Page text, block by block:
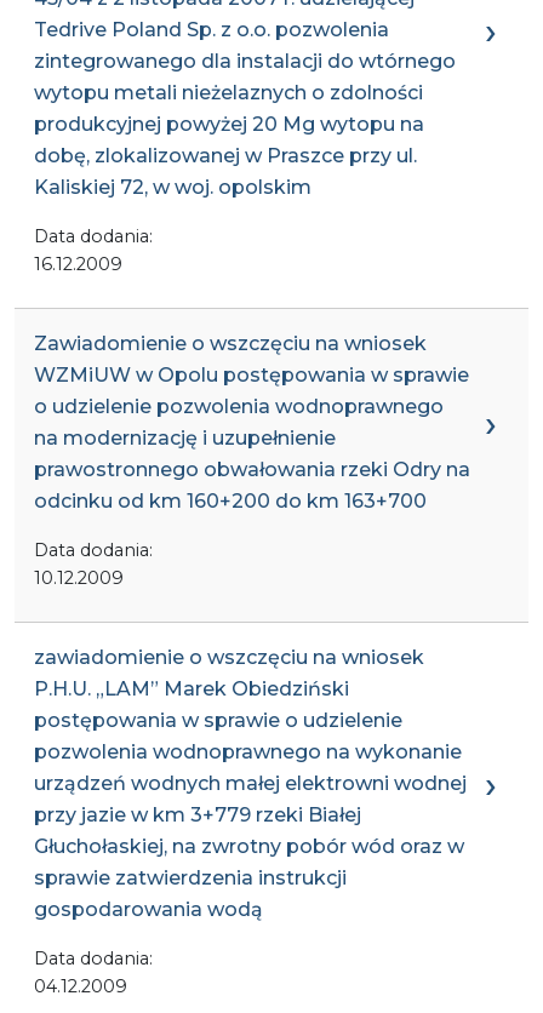
Tedrive Poland Sp. z o.o. pozwolenia
zintegrowanego dla instalacji do wtórnego
wytopu metali nieżelaznych o zdolności
produkcyjnej powyżej 20 Mg wytopu na
dobę, zlokalizowanej w Praszce przy ul.
Kaliskiej 72, w woj. opolskim
Data dodania:
16.12.2009
Zawiadomienie o wszczęciu na wniosek
WZMiUW w Opolu postępowania w sprawie
o udzielenie pozwolenia wodnoprawnego
na modernizację i uzupełnienie
prawostronnego obwałowania rzeki Odry na
odcinku od km 160+200 do km 163+700
Data dodania:
10.12.2009
zawiadomienie o wszczęciu na wniosek
P.H.U. „LAM” Marek Obiedziński
postępowania w sprawie o udzielenie
pozwolenia wodnoprawnego na wykonanie
urządzeń wodnych małej elektrowni wodnej
przy jazie w km 3+779 rzeki Białej
Głuchołaskiej, na zwrotny pobór wód oraz w
sprawie zatwierdzenia instrukcji
gospodarowania wodą
Data dodania:
04.12.2009